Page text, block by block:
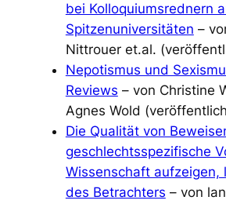
bei Kolloquiumsrednern
Spitzenuniversitäten –
Nittrouer et.al.
Nepotismus und
Reviews – von Christine
Agnes Wold
Die Qualität von
geschlechtsspezifische
Wissenschaft aufzeigen,
des Betrachters – von